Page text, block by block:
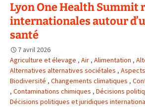
mondiale
de
Lyon One Health Summit
internationales autour
santé
7 avril 2026
Agriculture et élevage , Air , Alimentation ,
Alternatives alternatives sociétales ,
Biodiversité , Changements climatiques ,
, Contaminations chimiques , Décisions
Décisions politiques et juridiques